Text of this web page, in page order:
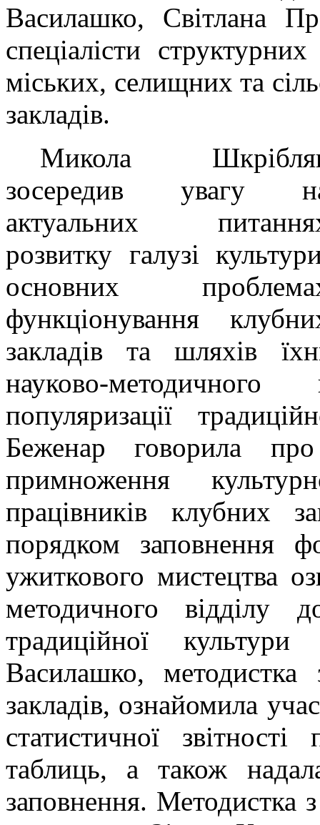
Василашко, Світлана
спеціалісти
міських, селищних та
закладів.
Микола
зосередив увагу
актуальних
розвитку галузі
основних
функціонування
закладів та шляхів
науково-
популяризації
Беженар говорила
примноження
працівників клубних
порядком заповнення
ужиткового мистецтва
методичного відділу
традиційної
Василашко, методистка
закладів, ознайомила
статистичної
таблиць, а також
заповнення. Методистка